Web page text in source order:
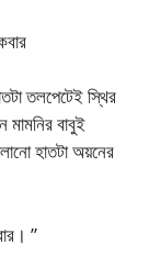
তলপেটেই স্থির
বাবুই
হাতটা অয়নের
”